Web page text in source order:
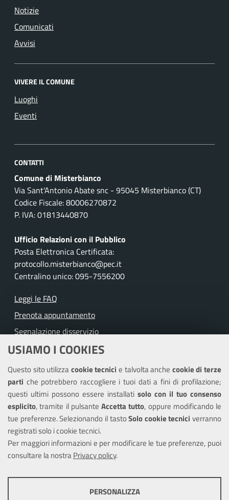
USIAMO I COOKIES
Questo sito utilizzacookie tecnicie talvolta anche cookie di terze
parti che potrebbero raccogliere i tuoi dati a fini di profilazione;
questi ultimi possono essere installati solo con il tuo consenso
esplicito, tramite il pulsante Accetta tutto, oppure modificando le
tue preferenze. Selezionando il tastoSolo cookie tecnici verranno
registrati solo i cookie tecnici.
Per maggiori informazioni e per modificare le tue preferenze, puoi
consultare la nostraPrivacy policy.
PERSONALIZZA
Notizie
Comunicati
Avvisi
VIVERE IL COMUNE
Luoghi
Eventi
CONTATTI
Comune di Misterbianco
Via Sant'Antonio Abate snc - 95045 Misterbianco (CT)
Codice Fiscale: 80006270872
P. IVA: 01813440870
Ufficio Relazioni con il Pubblico
Posta Elettronica Certificata:
protocollo.misterbianco@pec.it
Centralino unico: 095-7556200
Leggi le FAQ
Prenota appuntamento
Segnalazione disservizio
Richiesta assistenza
Amministrazione trasparente
Informativa privacy
Note legali
Piano di miglioramento del sito
Dichiarazione di accessibilità